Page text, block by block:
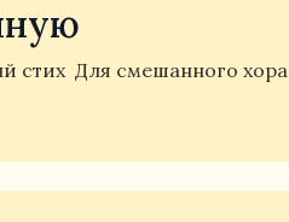
стих Для смешанного хора